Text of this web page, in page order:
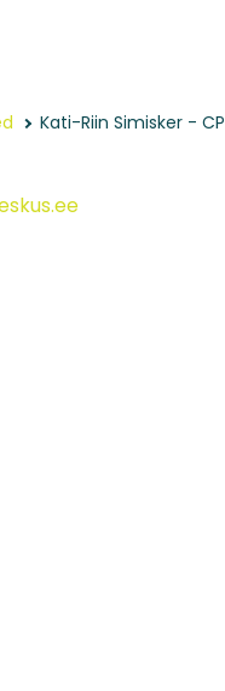
Kati-Riin Simisker - CP